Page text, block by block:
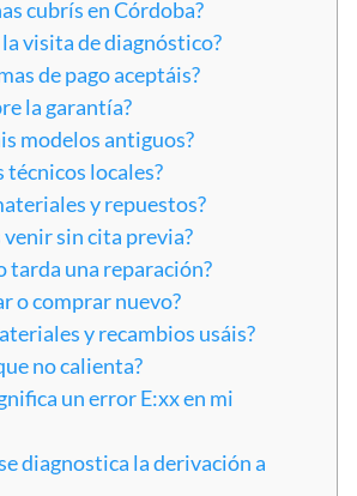
cubrís en Córdoba?
visita de diagnóstico?
de pago aceptáis?
la garantía?
modelos antiguos?
técnicos locales?
y repuestos?
venir sin cita previa?
tarda una reparación?
o comprar nuevo?
y recambios usáis?
no calienta?
un error E:xx en mi
diagnostica la derivación a